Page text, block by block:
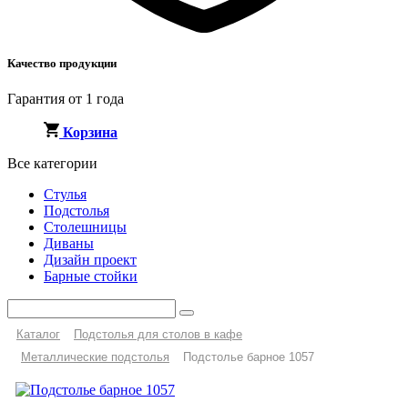
Качество продукции
Гарантия от 1 года
Корзина
Все категории
Стулья
Подстолья
Столешницы
Диваны
Дизайн проект
Барные стойки
Каталог
Подстолья для столов в кафе
Металлические подстолья
Подстолье барное 1057